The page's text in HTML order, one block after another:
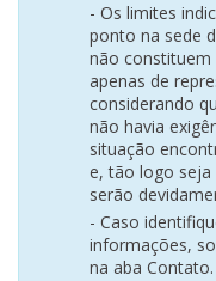
- Os limites
ponto na sede
não
apenas de
considerando
não havia
situação
e, tão logo seja
serão
- Caso
informações,
na aba Contato.